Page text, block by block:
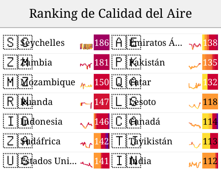
Ranking de Calidad del Aire
🇸🇨 186
Seychelles
🇿🇲 181
Zambia
🇲🇿 150
Mozambique
🇷🇼 147
Ruanda
🇮🇩 146
Indonesia
🇿🇦 142
Sudáfrica
🇺🇸 141
Estados Unidos
🇦🇪 138
Emiratos Árabes Unidos
🇵🇰 135
Pakistán
🇶🇦 132
Catar
🇱🇸 118
Lesoto
🇨🇦 114
Canadá
🇹🇯 113
Tayikistán
🇮🇳 112
India